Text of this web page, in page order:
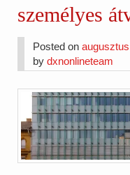
személyes
Posted on
bydxnonlineteam